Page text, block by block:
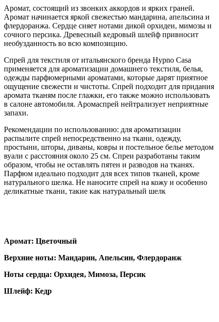
Аромат, состоящий из звонких аккордов и ярких граней.
Аромат начинается яркой свежестью мандарина, апельсина и
флердоранжа. Сердце сияет нотами дикой орхидеи, мимозы и
сочного персика. Древесный кедровый шлейф привносит
необузданность во всю композицию.
Спрей для текстиля от итальянского бренда Hypno Casa
применяется для ароматизации домашнего текстиля, белья,
одежды парфюмерными ароматами, которые дарят приятное
ощущение свежести и чистоты. Спрей подходит для придания
аромата тканям после глажки, его также можно использовать
в салоне автомобиля. Аромаспрей нейтрализует неприятные
запахи.
Рекомендации по использованию: для ароматизации
распылите спрей непосредственно на ткани, одежду,
простыни, шторы, диваны, ковры и постельное белье методом
вуали с расстояния около 25 см. Спреи разработаны таким
образом, чтобы не оставлять пятен и разводов на тканях.
Парфюм идеально подходит для всех типов тканей, кроме
натурального шелка. Не наносите спрей на кожу и особенно
деликатные ткани, такие как натуральный шелк
Аромат: Цветочный
Верхние ноты: Мандарин, Апельсин, Флердоранж
Ноты сердца: Орхидея, Мимоза, Персик
Шлейф: Кедр